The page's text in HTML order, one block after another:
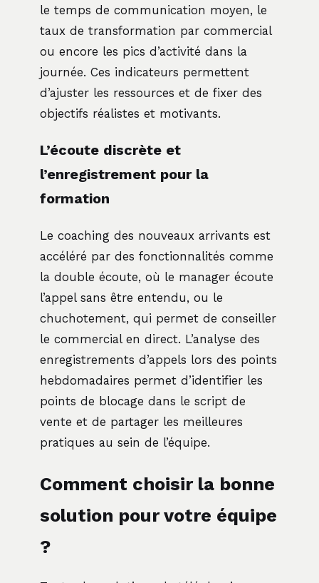
le temps de communication moyen, le
taux de transformation par commercial
ou encore les pics d’activité dans la
journée. Ces indicateurs permettent
d’ajuster les ressources et de fixer des
objectifs réalistes et motivants.
L’écoute discrète et
l’enregistrement pour la
formation
Le coaching des nouveaux arrivants est
accéléré par des fonctionnalités comme
la double écoute, où le manager écoute
l’appel sans être entendu, ou le
chuchotement, qui permet de conseiller
le commercial en direct. L’analyse des
enregistrements d’appels lors des points
hebdomadaires permet d’identifier les
points de blocage dans le script de
vente et de partager les meilleures
pratiques au sein de l’équipe.
Comment choisir la bonne
solution pour votre équipe
?